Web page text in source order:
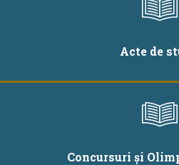
Acte de
Concursuri și